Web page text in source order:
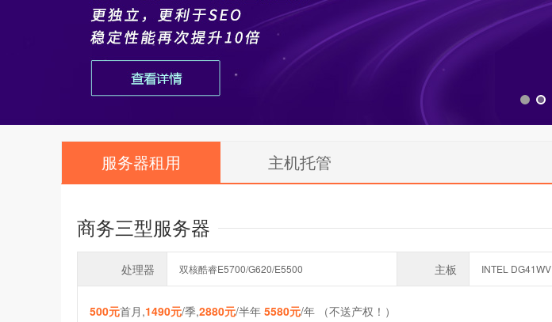
服务器租用 主机托管
商务三型服务器
处理器 双核酷睿E5700/G620/E5500 主板 INTEL DG41WV
500元首月,1490元/季,2880元/半年 5580元/年 （不送产权！）